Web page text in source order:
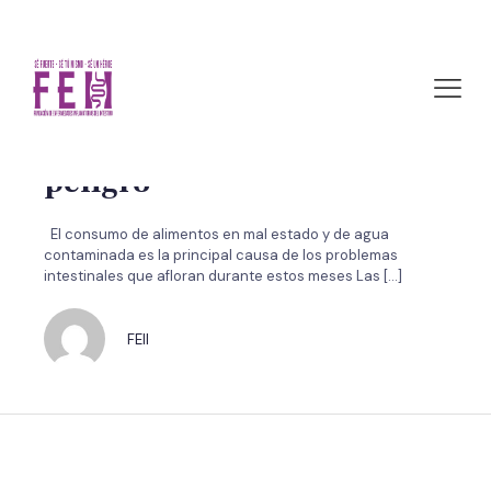
noviembre 28, 2011 by FEII
Diarrea: ¡Cuidado! La
peligro
El consumo de alimentos en mal estado y de agua
contaminada es la principal causa de los problemas
intestinales que afloran durante estos meses Las […]
FEII